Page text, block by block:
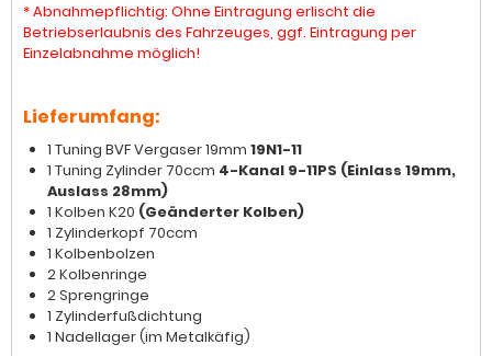
* Abnahmepflichtig: Ohne Eintragung erlischt die
Betriebserlaubnis des Fahrzeuges, ggf. Eintragung per
Einzelabnahme möglich!
Lieferumfang:
1 Tuning BVF Vergaser 19mm 19N1-11
1 Tuning Zylinder 70ccm 4-Kanal 9-11PS (Einlass 19mm,
Auslass 28mm)
1 Kolben K20 (Geänderter Kolben)
1 Zylinderkopf 70ccm
1 Kolbenbolzen
2 Kolbenringe
2 Sprengringe
1 Zylinderfußdichtung
1 Nadellager (im Metalkäfig)